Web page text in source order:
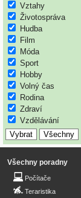
Vztahy
Životospráva
Hudba
Film
Móda
Sport
Hobby
Volný čas
Rodina
Zdraví
Vzdělávání
Všechny poradny
Počítače
Teraristika